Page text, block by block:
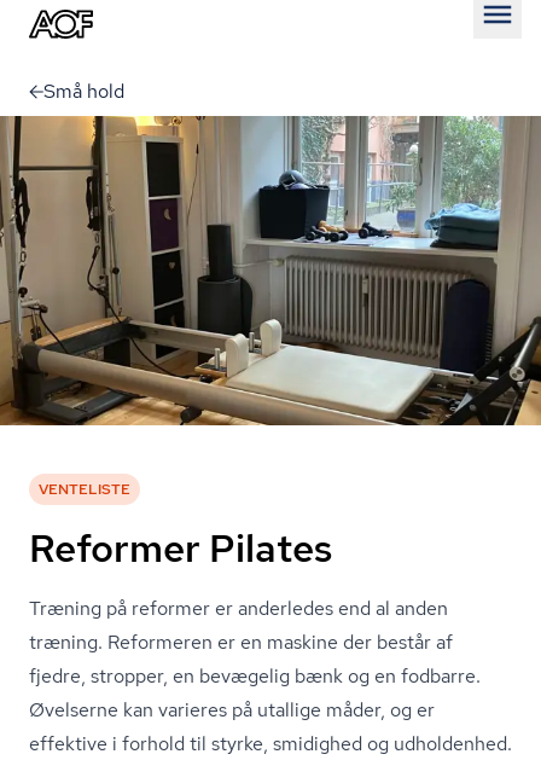
Små hold
VENTELISTE
Reformer Pilates
Træning på reformer er anderledes end al anden
træning. Reformeren er en maskine der består af
fjedre, stropper, en bevægelig bænk og en fodbarre.
Øvelserne kan varieres på utallige måder, og er
effektive i forhold til styrke, smidighed og udholdenhed.